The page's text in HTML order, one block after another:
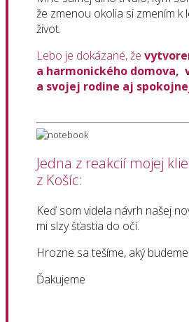
že zmenou okolia si zmením k
život.
Lebo je dokázané, že
a harmonického domova,
a svojej rodine aj
Jedna z reakcií mojej
z Košíc:
Keď som videla návrh našej
mi slzy šťastia do očí.
Hrozne sa tešíme, aký
Ďakujeme